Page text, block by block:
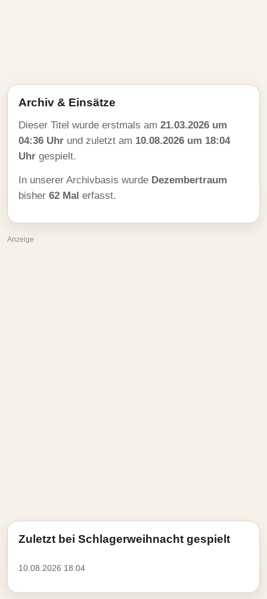
Archiv & Einsätze
Dieser Titel wurde erstmals am 21.03.2026 um
04:36 Uhr und zuletzt am 10.08.2026 um 18:04
Uhr gespielt.
In unserer Archivbasis wurde Dezembertraum
bisher 62 Mal erfasst.
Anzeige
Zuletzt bei Schlagerweihnacht gespielt
10.08.2026 18:04